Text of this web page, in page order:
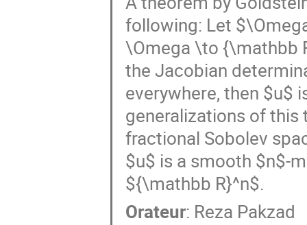
following: Let
\Omega \to {\mathbb
the Jacobian
everywhere, then $u$
generalizations of
fractional Sobolev
$u$ is a smooth $n$-
${\mathbb R}^n$.
Orateur: Reza Pakzad